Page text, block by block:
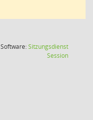
Software:Sitzungsdienst
Session(Wird in